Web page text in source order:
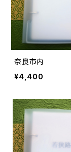
奈良市内
¥4,400